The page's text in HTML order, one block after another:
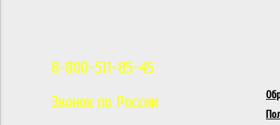
8-800-511-85-45
Звонок по России